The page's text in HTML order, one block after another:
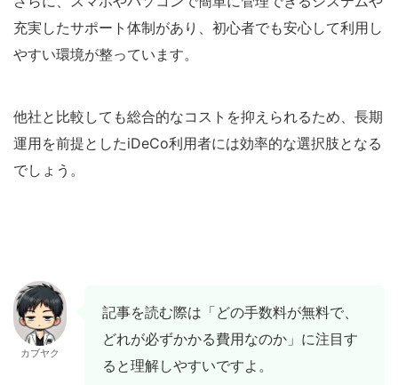
充実したサポート体制があり、初心者でも安心して利用し
やすい環境が整っています。
他社と比較しても総合的なコストを抑えられるため、長期
運用を前提としたiDeCo利用者には効率的な選択肢となる
でしょう。
カブヤク
記事を読む際は「どの手数料が無料で、
どれが必ずかかる費用なのか」に注目す
ると理解しやすいですよ。